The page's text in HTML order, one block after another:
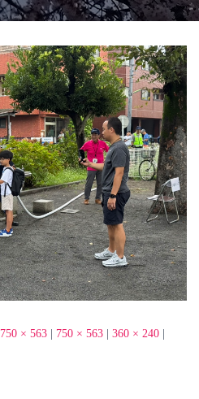
750 × 563 | 750 × 563 | 360 × 240 |